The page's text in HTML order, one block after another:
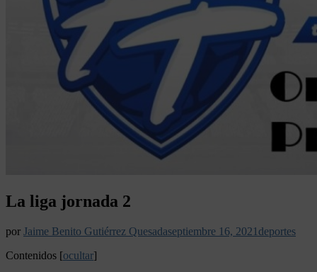
La liga jornada 2
por Jaime Benito Gutiérrez Quesadaseptiembre 16, 2021 deportes
Contenidos [ocultar]